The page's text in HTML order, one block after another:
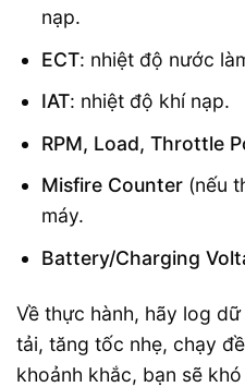
nạp.
ECT: nhiệt độ nước
IAT: nhiệt độ khí nạp.
RPM, Load, Throttle
Misfire Counter(nếu
máy.
Battery/Charging
Về thực hành, hãy log
tải, tăng tốc nhẹ, chạy
khoảnh khắc, bạn sẽ